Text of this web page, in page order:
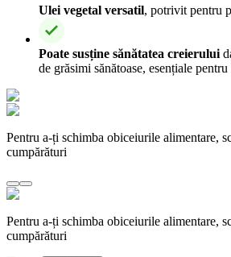
Ulei vegetal versatil, potrivit pentru
Poate susține sănătatea creierului
de grăsimi sănătoase, esențiale
Pentru a-ți schimba obiceiurile alimentare,
cumpărături
Pentru a-ți schimba obiceiurile alimentare,
cumpărături